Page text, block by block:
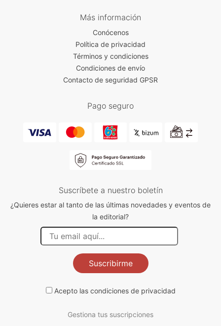
Más información
Conócenos
Política de privacidad
Términos y condiciones
Condiciones de envío
Contacto de seguridad GPSR
Pago seguro
Suscríbete a nuestro boletín
¿Quieres estar al tanto de las últimas novedades y eventos de
la editorial?
Suscribirme
Acepto las condiciones de privacidad
Gestiona tus suscripciones